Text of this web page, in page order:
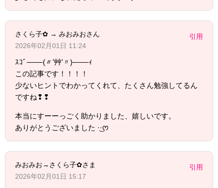
さくら子✿ → みおみおさん
2026年02月01日 11:24
引用
ｽｺﾞ───(〃’艸’〃)───ｨ
この記事です！！！！
少ないヒントでわかってくれて、たくさん勉強してるん
ですね❢❢
本当にすーーっごく助かりました、嬉しいです。
ありがとうございました ·͜·ᰔ
みおみお→さくら子✿さま
2026年02月01日 15:17
引用